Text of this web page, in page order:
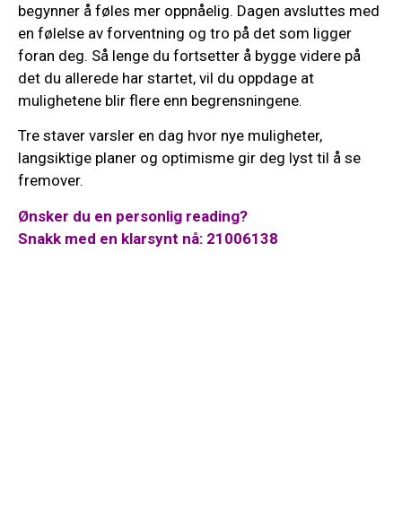
begynner å føles mer oppnåelig. Dagen avsluttes med
en følelse av forventning og tro på det som ligger
foran deg. Så lenge du fortsetter å bygge videre på
det du allerede har startet, vil du oppdage at
mulighetene blir flere enn begrensningene.
Tre staver varsler en dag hvor nye muligheter,
langsiktige planer og optimisme gir deg lyst til å se
fremover.
Ønsker du en personlig reading?
Snakk med en klarsynt nå: 21006138